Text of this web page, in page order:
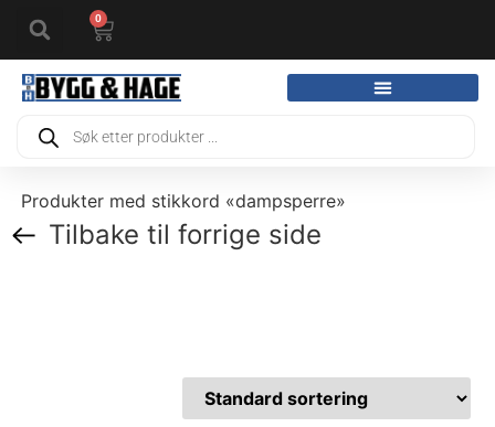
0
Produkter med stikkord «dampsperre»
Tilbake til forrige side